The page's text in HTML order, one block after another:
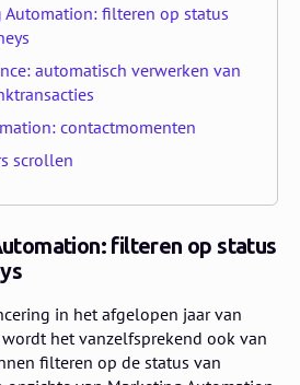
Automation: filteren op status
automatisch verwerken van
contactmomenten
scrollen
filteren op status
in het afgelopen jaar van
het vanzelfsprekend ook van
filteren op de status van